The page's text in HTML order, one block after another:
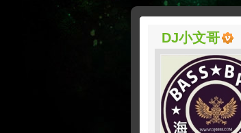
DJ小文哥